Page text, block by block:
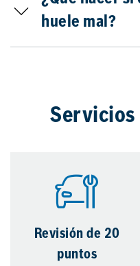
huele mal?
Servicios
Revisión de 20
puntos